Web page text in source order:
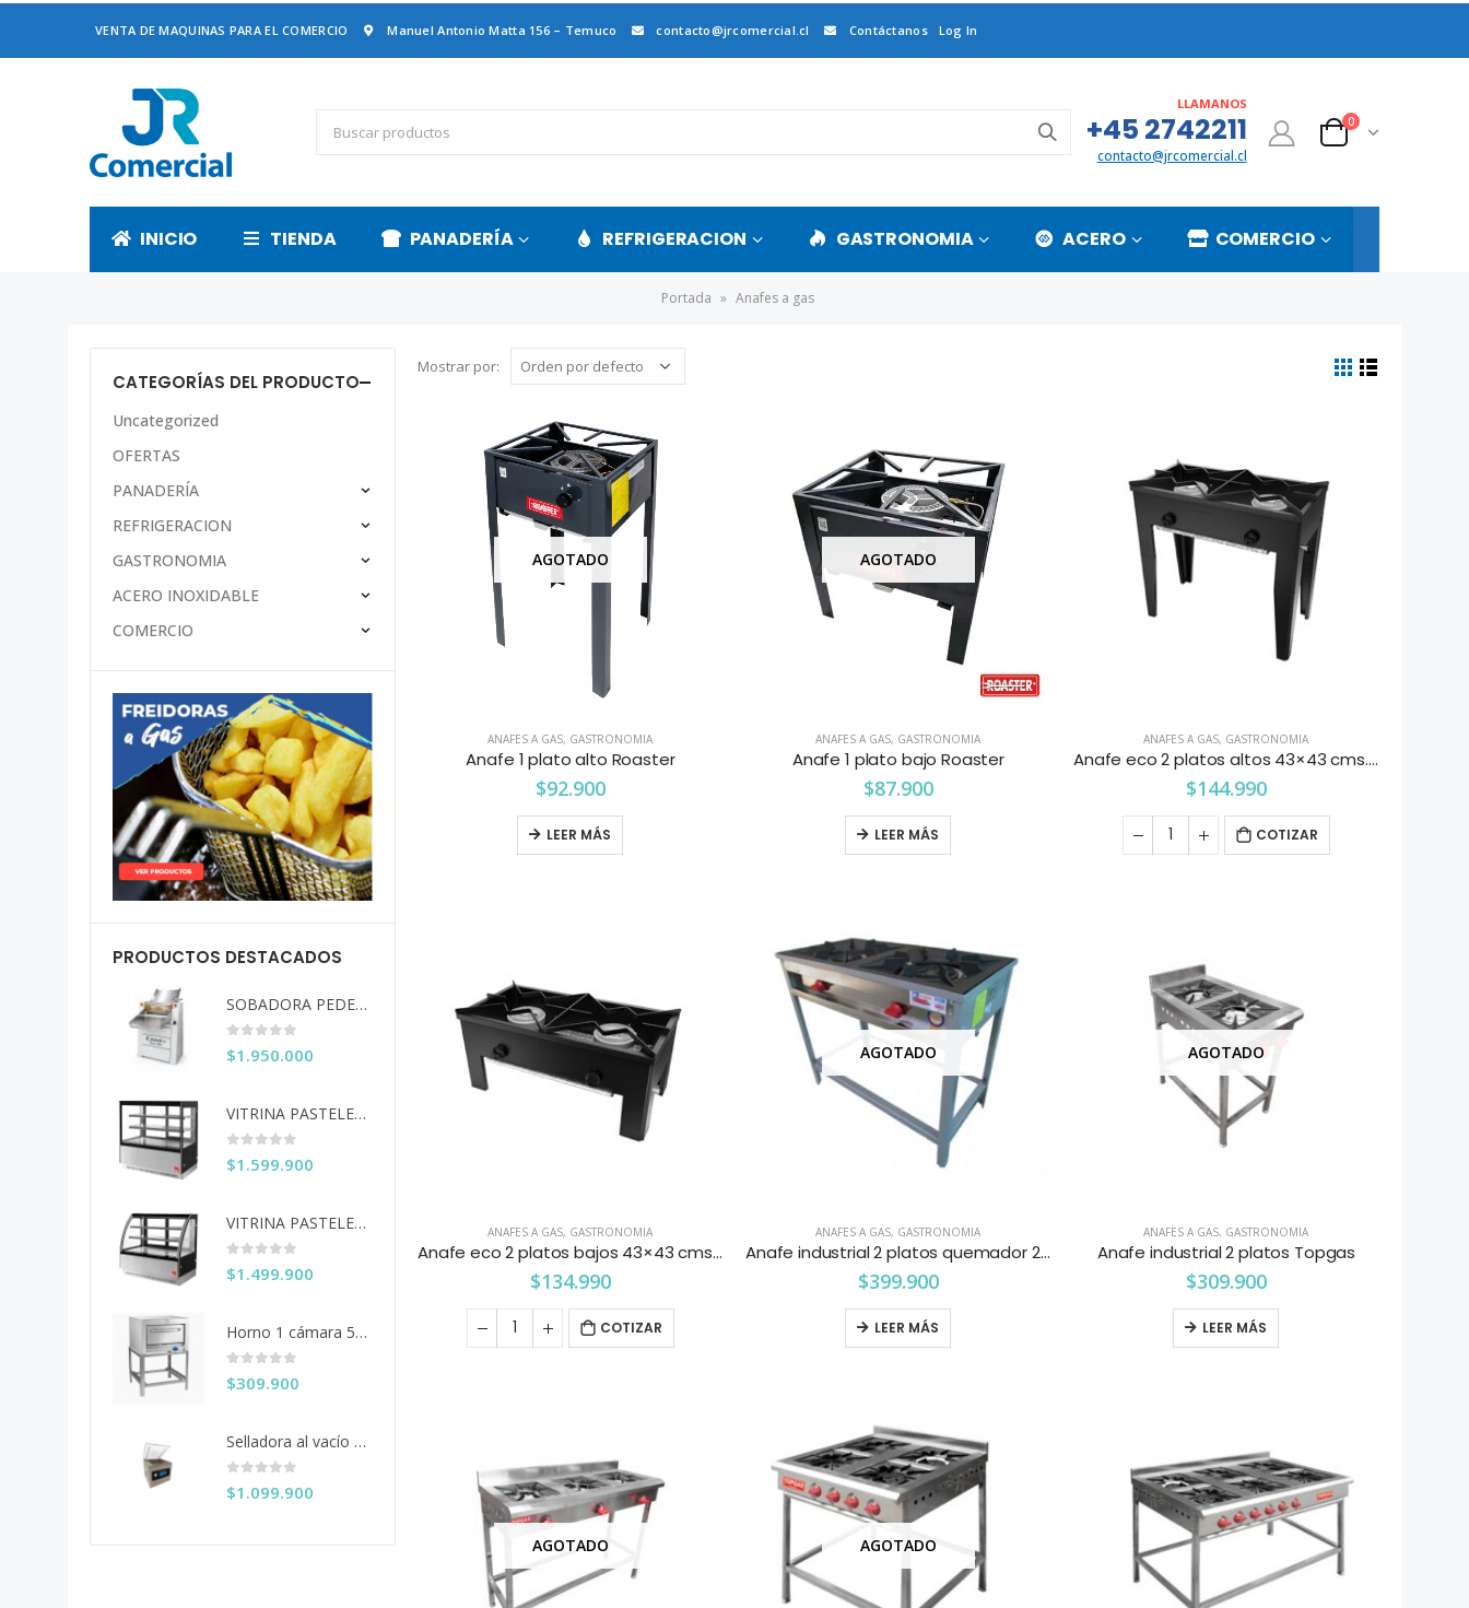
VENTA DE MAQUINAS PARA EL COMERCIO Manuel Antonio Matta 156 – Temuco contacto@jrcomercial.cl Contáctanos Log In
LLAMANOS
+45 2742211
contacto@jrcomercial.cl
0
INICIO TIENDA PANADERÍA REFRIGERACION GASTRONOMIA ACERO COMERCIO
Portada » Anafes a gas
Mostrar por:
AGOTADO
ANAFES A GAS, GASTRONOMIA
Anafe 1 plato alto Roaster
$92.900
LEER MÁS
AGOTADO
ANAFES A GAS, GASTRONOMIA
Anafe 1 plato bajo Roaster
$87.900
LEER MÁS
ANAFES A GAS, GASTRONOMIA
Anafe eco 2 platos altos 43×43 cms. Maigas
$144.990
COTIZAR
ANAFES A GAS, GASTRONOMIA
Anafe eco 2 platos bajos 43×43 cms. Maigas
$134.990
COTIZAR
AGOTADO
ANAFES A GAS, GASTRONOMIA
Anafe industrial 2 platos quemador 21 cms.
$399.900
LEER MÁS
AGOTADO
ANAFES A GAS, GASTRONOMIA
Anafe industrial 2 platos Topgas
$309.900
LEER MÁS
AGOTADO AGOTADO
CATEGORÍAS DEL PRODUCTO
Uncategorized
OFERTAS
PANADERÍA
REFRIGERACION
GASTRONOMIA
ACERO INOXIDABLE
COMERCIO
PRODUCTOS DESTACADOS
SOBADORA PEDESTAL 60 CM COUSIÑO
0
$1.950.000
VITRINA PASTELERA ITA RECTA 150 CM
0
$1.599.900
VITRINA PASTELERA ITA CURVA 150 CM
0
$1.499.900
Horno 1 cámara 50x50 Ventus
0
$309.900
Selladora al vacío 40 cms. KDZ-400/2F
0
$1.099.900